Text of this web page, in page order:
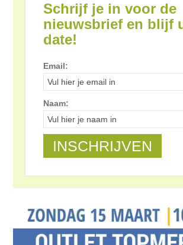
Schrijf je in voor de
nieuwsbrief en blijf
date!
Email:
Naam: